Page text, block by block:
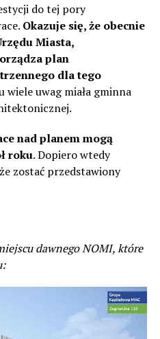
do tej pory
Okazuje się, że obecnie
Miasta,
plan
dla tego
wiele uwag miała gminna
nad planem mogą
roku. Dopiero wtedy
zostać przedstawiony
dawnego NOMI, które